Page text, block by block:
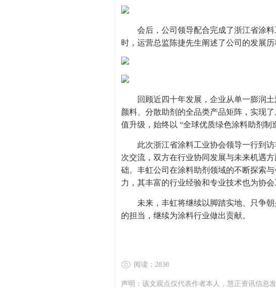
会后，公司领导配合完成了浙江省涂
时，运营总监陈捷先生阐述了公司的发展
回顾近四十年发展，企业从单一膨润
颜料、分散助剂的全品类产品矩阵，实现
值升级，始终以 “全球优质绿色涂料助剂制
此次浙江省涂料工业协会领导一行到
次交流，双方在行业协同发展与未来机遇
础。丰虹公司在涂料助剂领域的不断探索
力，其丰富的行业经验和专业技术也为协会
未来，丰虹将继续以脚踏实地、只争
的担当，继续为涂料行业做出贡献。
阅读：2838
声明：该文观点仅代表作者本人，慧正资讯信息